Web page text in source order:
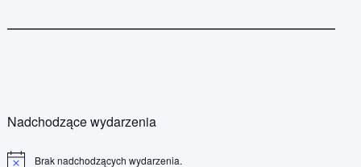
Nadchodzące wydarzenia
Brak nadchodzących wydarzenia.